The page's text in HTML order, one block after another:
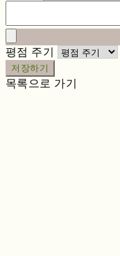
평점 주기
저장하기
목록으로 가기